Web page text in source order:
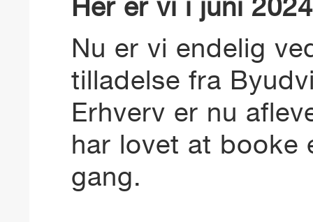
Nu er vi endelig
tilladelse fra
Erhverv er nu
har lovet at booke
gang.